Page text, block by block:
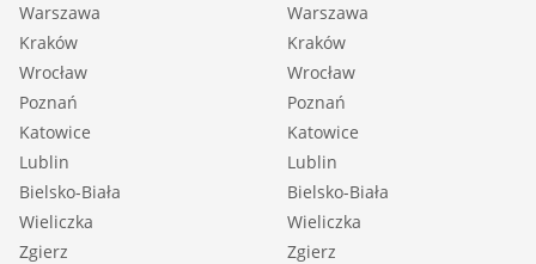
Warszawa
Kraków
Wrocław
Poznań
Katowice
Lublin
Bielsko-Biała
Wieliczka
Zgierz
Warszawa
Kraków
Wrocław
Poznań
Katowice
Lublin
Bielsko-Biała
Wieliczka
Zgierz